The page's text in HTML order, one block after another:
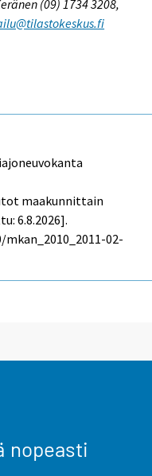
(09) 1734 3208,
maakunnittain
6.8.2026].
02-
nopeasti